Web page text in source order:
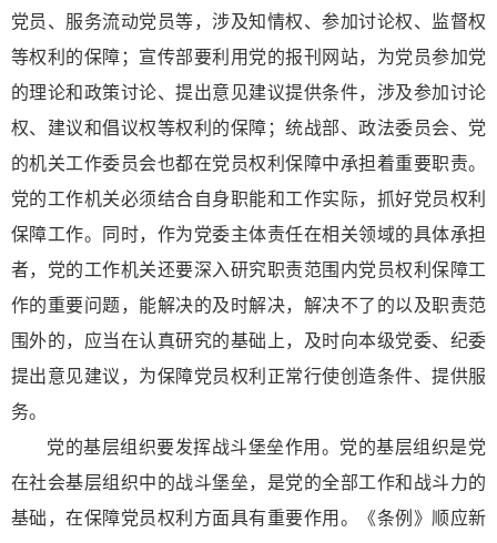
党员、服务流动党员等，涉及知情权、参加讨论权、监督权
等权利的保障；宣传部要利用党的报刊网站，为党员参加党
的理论和政策讨论、提出意见建议提供条件，涉及参加讨论
权、建议和倡议权等权利的保障；统战部、政法委员会、党
的机关工作委员会也都在党员权利保障中承担着重要职责。
党的工作机关必须结合自身职能和工作实际，抓好党员权利
保障工作。同时，作为党委主体责任在相关领域的具体承担
者，党的工作机关还要深入研究职责范围内党员权利保障工
作的重要问题，能解决的及时解决，解决不了的以及职责范
围外的，应当在认真研究的基础上，及时向本级党委、纪委
提出意见建议，为保障党员权利正常行使创造条件、提供服
务。
党的基层组织要发挥战斗堡垒作用。党的基层组织是党
在社会基层组织中的战斗堡垒，是党的全部工作和战斗力的
基础，在保障党员权利方面具有重要作用。《条例》顺应新